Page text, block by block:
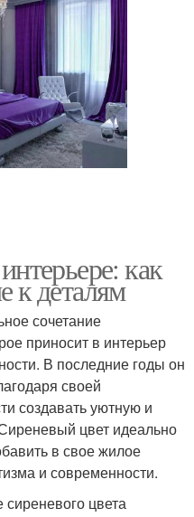
как
к деталям
сочетание
приносит в интерьер
В последние годы он
своей
создавать уютную и
цвет идеально
в свое жилое
и современности.
сиреневого цвета